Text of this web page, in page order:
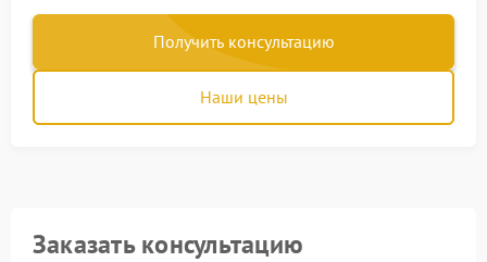
Получить консультацию
Наши цены
Заказать консультацию